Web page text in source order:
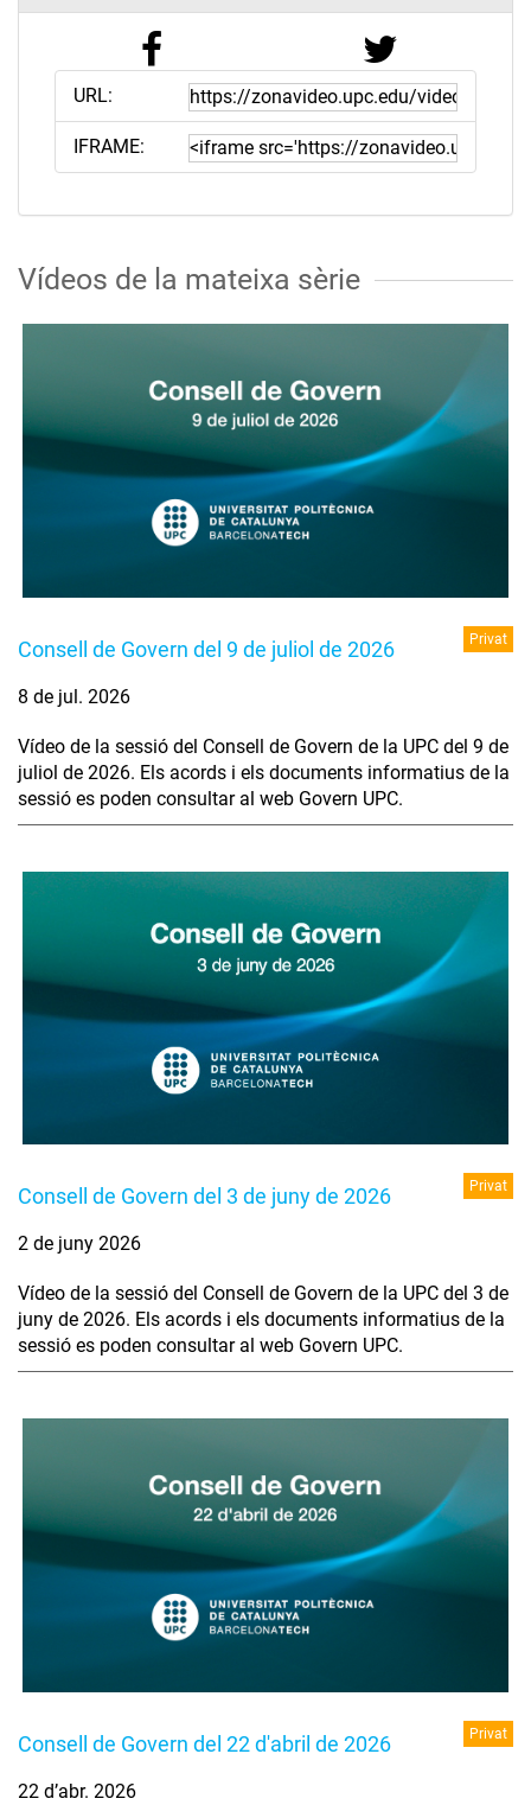
URL:
IFRAME:
Vídeos de la mateixa sèrie
Consell de Govern del 9 de juliol de 2026 Privat
8 de jul. 2026
Vídeo de la sessió del Consell de Govern de la UPC del 9 de
juliol de 2026. Els acords i els documents informatius de la
sessió es poden consultar al web Govern UPC.
Consell de Govern del 3 de juny de 2026 Privat
2 de juny 2026
Vídeo de la sessió del Consell de Govern de la UPC del 3 de
juny de 2026. Els acords i els documents informatius de la
sessió es poden consultar al web Govern UPC.
Consell de Govern del 22 d'abril de 2026 Privat
22 d’abr. 2026